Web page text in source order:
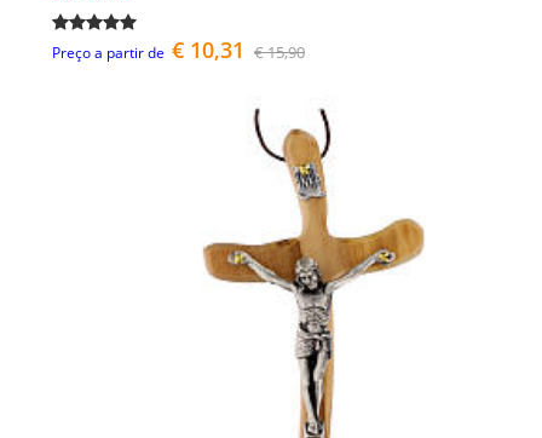
Preço a partir de € 10,31 € 15,90